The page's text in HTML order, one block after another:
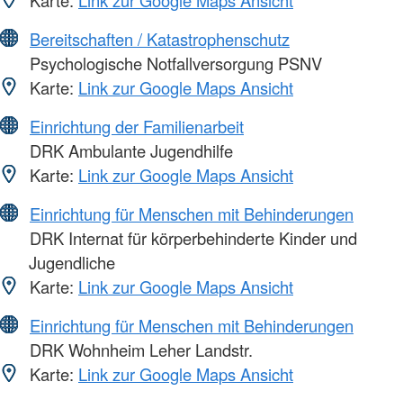
Bereitschaften / Katastrophenschutz
Psychologische Notfallversorgung PSNV
Karte: Link zur Google Maps Ansicht
Einrichtung der Familienarbeit
DRK Ambulante Jugendhilfe
Karte: Link zur Google Maps Ansicht
Einrichtung für Menschen mit Behinderungen
DRK Internat für körperbehinderte Kinder und
Jugendliche
Karte: Link zur Google Maps Ansicht
Einrichtung für Menschen mit Behinderungen
DRK Wohnheim Leher Landstr.
Karte: Link zur Google Maps Ansicht